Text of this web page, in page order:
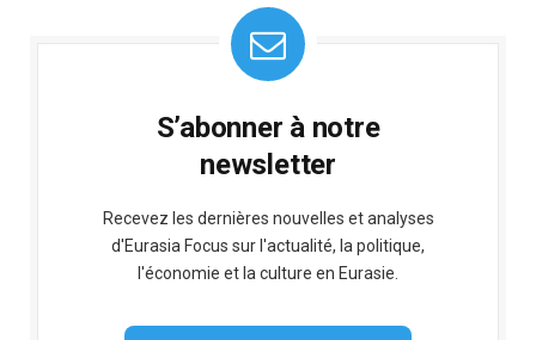
S’abonner à notre
newsletter
Recevez les dernières nouvelles et analyses
d'Eurasia Focus sur l'actualité, la politique,
l'économie et la culture en Eurasie.